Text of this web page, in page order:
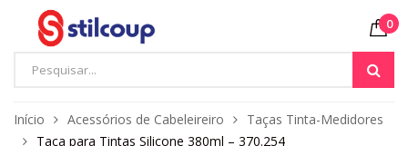
0
Início Acessórios de Cabeleireiro
Taças Tinta-Medidores
Taça para Tintas Silicone 380ml – 370.254